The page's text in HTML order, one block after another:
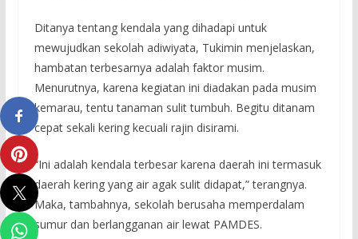
Ditanya tentang kendala yang dihadapi untuk
mewujudkan sekolah adiwiyata, Tukimin menjelaskan,
hambatan terbesarnya adalah faktor musim.
Menurutnya, karena kegiatan ini diadakan pada musim
kemarau, tentu tanaman sulit tumbuh. Begitu ditanam
cepat sekali kering kecuali rajin disirami.
“Ini adalah kendala terbesar karena daerah ini termasuk
daerah kering yang air agak sulit didapat,” terangnya.
Maka, tambahnya, sekolah berusaha memperdalam
sumur dan berlangganan air lewat PAMDES.